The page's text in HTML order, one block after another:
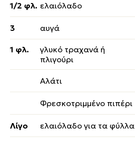
1/2 φλ. ελαιόλαδο
3 αυγά
1 φλ.
γλυκό τραχανά ή
πλιγούρι
Αλάτι
Φρεσκοτριμμένο πιπέρι
Λίγο ελαιόλαδο για τα φύλλα